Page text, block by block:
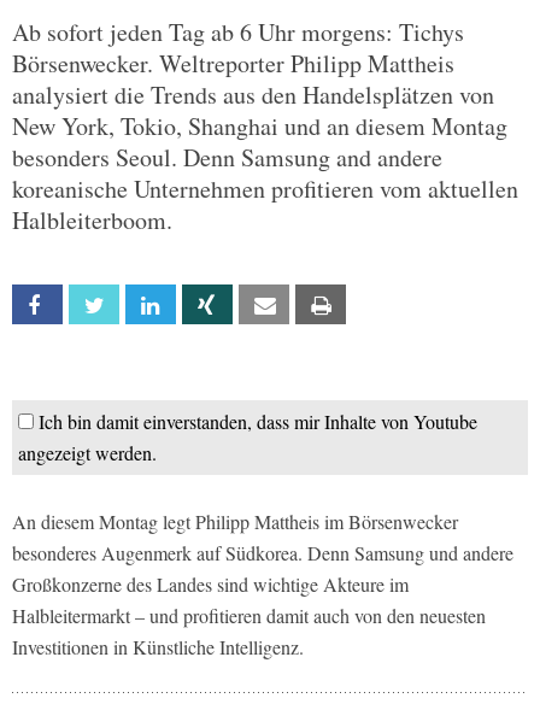
Ab sofort jeden Tag ab 6 Uhr morgens: Tichys
Börsenwecker. Weltreporter Philipp Mattheis
analysiert die Trends aus den Handelsplätzen von
New York, Tokio, Shanghai und an diesem Montag
besonders Seoul. Denn Samsung and andere
koreanische Unternehmen profitieren vom aktuellen
Halbleiterboom.
Facebook Twitter Linkedin Xing Email
Ich bin damit einverstanden, dass mir Inhalte von Youtube
angezeigt werden.
An diesem Montag legt Philipp Mattheis im Börsenwecker
besonderes Augenmerk auf Südkorea. Denn Samsung und andere
Großkonzerne des Landes sind wichtige Akteure im
Halbleitermarkt – und profitieren damit auch von den neuesten
Investitionen in Künstliche Intelligenz.